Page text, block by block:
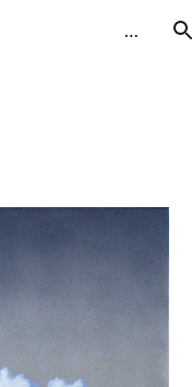
Skip to navigation
大谷尚哉 NAOYA OHTANI 美術家大谷尚哉のHP